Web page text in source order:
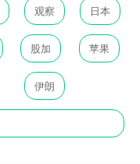
观察 日本
股加 苹果
伊朗